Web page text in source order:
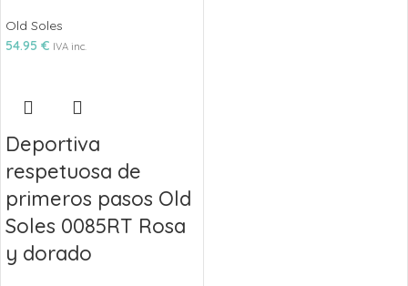
Old Soles
54.95 € IVA inc.
Deportiva
respetuosa de
primeros pasos Old
Soles 0085RT Rosa
y dorado